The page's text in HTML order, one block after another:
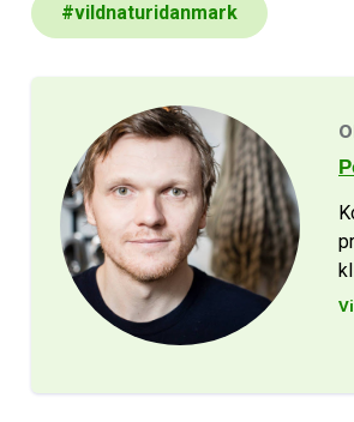
#vildnaturidanmark